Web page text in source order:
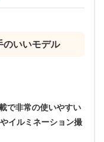
のいいモデル
で非常の使いやすい
イルミネーション撮